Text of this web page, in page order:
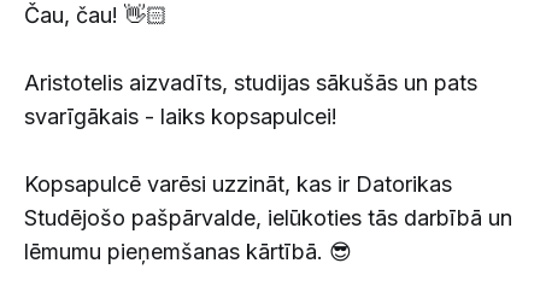
Čau, čau! 👋🏻
Aristotelis aizvadīts, studijas sākušās un pats
svarīgākais - laiks kopsapulcei!
Kopsapulcē varēsi uzzināt, kas ir Datorikas
Studējošo pašpārvalde, ielūkoties tās darbībā un
lēmumu pieņemšanas kārtībā. 😎